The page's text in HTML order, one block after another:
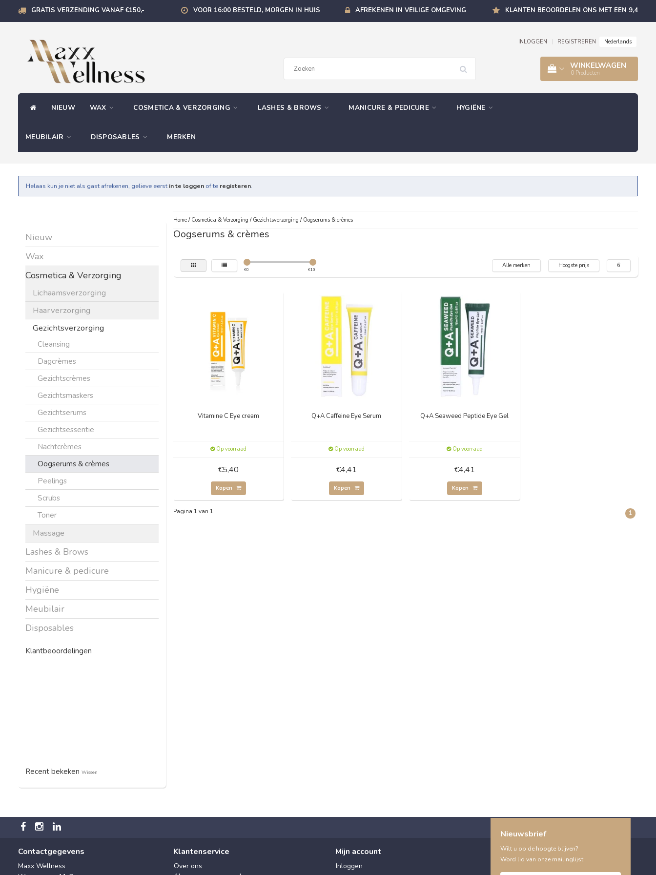
GRATIS VERZENDING VANAF €150,- VOOR 16:00 BESTELD, MORGEN IN HUIS AFREKENEN IN VEILIGE OMGEVING KLANTEN BEOORDELEN ONS MET EEN 9,4
INLOGGEN REGISTREREN Nederlands
WINKELWAGEN
0 Producten
NIEUW WAX COSMETICA & VERZORGING LASHES & BROWS MANICURE & PEDICURE HYGIËNE
MEUBILAIR DISPOSABLES MERKEN
Helaas kun je niet als gast afrekenen, gelieve eerst in te loggen of te registeren.
Nieuw
Wax
Cosmetica & Verzorging
Lichaamsverzorging
Haarverzorging
Gezichtsverzorging
Cleansing
Dagcrèmes
Gezichtscrèmes
Gezichtsmaskers
Gezichtserums
Gezichtsessentie
Nachtcrèmes
Oogserums & crèmes
Peelings
Scrubs
Toner
Massage
Lashes & Brows
Manicure & pedicure
Hygiëne
Meubilair
Disposables
Klantbeoordelingen
Recent bekeken Wissen
Home/ Cosmetica & Verzorging / Gezichtsverzorging / Oogserums & crèmes
Oogserums & crèmes
€0 €10
Alle merken Hoogste prijs 6
Vitamine C Eye cream
Op voorraad
€5,40
Kopen
Q+A Caffeine Eye Serum
Op voorraad
€4,41
Kopen
Q+A Seaweed Peptide Eye Gel
Op voorraad
€4,41
Kopen
Pagina 1 van 1 1
Contactgegevens
Maxx Wellness
Klantenservice
Over ons
Mijn account
Inloggen
Nieuwsbrief
Wilt u op de hoogte blijven?
Word lid van onze mailinglijst: